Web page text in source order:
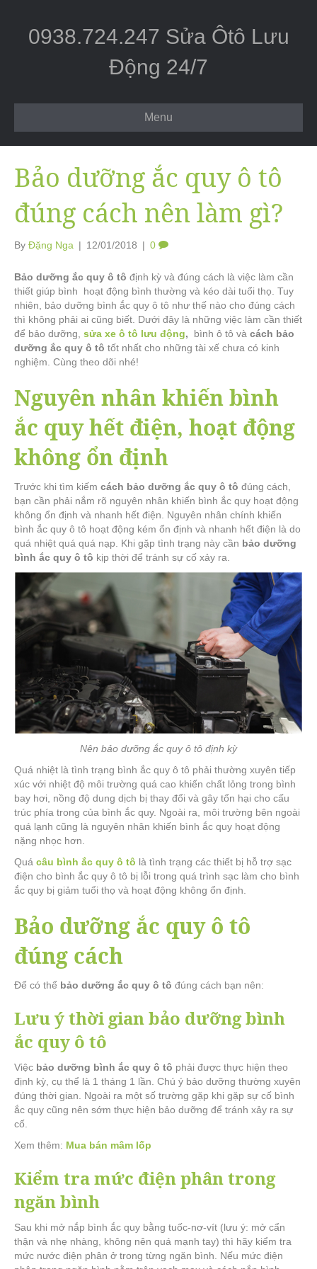
0938.724.247 Sửa Ôtô Lưu
Động 24/7
Menu
Bảo dưỡng ắc quy ô tô
đúng cách nên làm gì?
By Đặng Nga | 12/01/2018 | 0
Bảo dưỡng ắc quy ô tô định kỳ và đúng cách là việc làm cần
thiết giúp bình hoạt động bình thường và kéo dài tuổi thọ. Tuy
nhiên, bảo dưỡng bình ắc quy ô tô như thế nào cho đúng cách
thì không phải ai cũng biết. Dưới đây là những việc làm cần thiết
để bảo dưỡng, sửa xe ô tô lưu động, bình ô tô và cách bảo
dưỡng ắc quy ô tô tốt nhất cho những tài xế chưa có kinh
nghiệm. Cùng theo dõi nhé!
Nguyên nhân khiến bình
ắc quy hết điện, hoạt động
không ổn định
Trước khi tìm kiếm cách bảo dưỡng ắc quy ô tô đúng cách,
bạn cần phải nắm rõ nguyên nhân khiến bình ắc quy hoạt động
không ổn định và nhanh hết điện. Nguyên nhân chính khiến
bình ắc quy ô tô hoạt động kém ổn định và nhanh hết điện là do
quá nhiệt quá quá nạp. Khi gặp tình trạng này cần bảo dưỡng
bình ắc quy ô tô kịp thời để tránh sự cố xảy ra.
Nên bảo dưỡng ắc quy ô tô định kỳ
Quá nhiệt là tình trạng bình ắc quy ô tô phải thường xuyên tiếp
xúc với nhiệt độ môi trường quá cao khiến chất lỏng trong bình
bay hơi, nồng độ dung dịch bị thay đổi và gây tổn hại cho cấu
trúc phía trong của bình ắc quy. Ngoài ra, môi trường bên ngoài
quá lạnh cũng là nguyên nhân khiến bình ắc quy hoạt động
nặng nhọc hơn.
Quá câu bình ắc quy ô tô là tình trạng các thiết bị hỗ trợ sạc
điện cho bình ắc quy ô tô bị lỗi trong quá trình sạc làm cho bình
ắc quy bị giảm tuổi thọ và hoạt động không ổn định.
Bảo dưỡng ắc quy ô tô
đúng cách
Để có thể bảo dưỡng ắc quy ô tô đúng cách bạn nên:
Lưu ý thời gian bảo dưỡng bình
ắc quy ô tô
Việc bảo dưỡng bình ắc quy ô tô phải được thực hiện theo
định kỳ, cụ thể là 1 tháng 1 lần. Chú ý bảo dưỡng thường xuyên
đúng thời gian. Ngoài ra một số trường gặp khi gặp sự cố bình
ắc quy cũng nên sớm thực hiện bảo dưỡng để tránh xảy ra sự
cố.
Xem thêm: Mua bán mâm lốp
Kiểm tra mức điện phân trong
ngăn bình
Sau khi mở nắp bình ắc quy bằng tuốc-nơ-vít (lưu ý: mở cẩn
thận và nhẹ nhàng, không nên quá mạnh tay) thì hãy kiểm tra
mức nước điện phân ở trong từng ngăn bình. Nếu mức điện